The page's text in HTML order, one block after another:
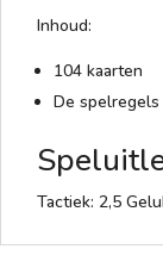
Inhoud:
104 kaarten
De spelregels
Tactiek: 2,5